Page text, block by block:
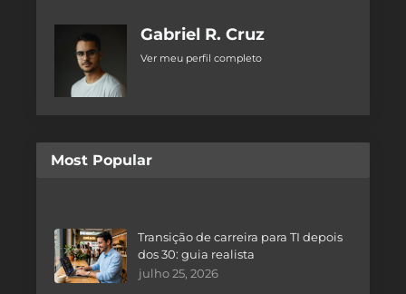
Gabriel R. Cruz
Ver meu perfil completo
Most Popular
Transição de carreira para TI depois
dos 30: guia realista
julho 25, 2026